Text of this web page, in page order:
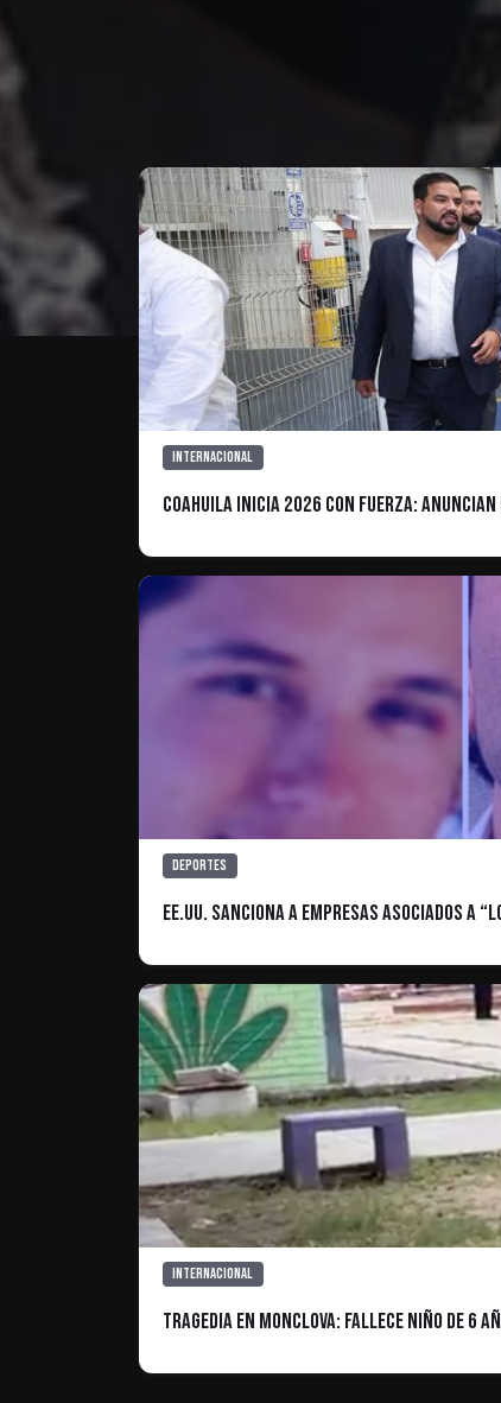
Internacional
Coahuila Inicia 2026 con Fuerza:
Deportes
EE.UU. Sanciona a empresas asociados a
Internacional
TRAGEDIA EN MONCLOVA: Fallece niño